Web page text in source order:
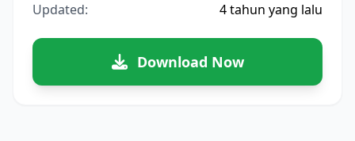
Updated: 4 tahun yang lalu
Download Now